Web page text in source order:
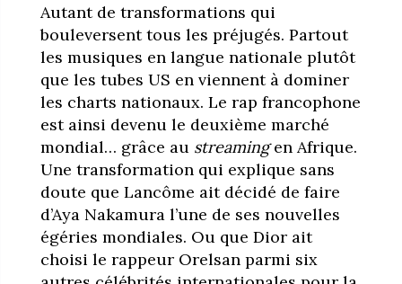
Autant de transformations qui
bouleversent tous les préjugés. Partout
les musiques en langue nationale plutôt
que les tubes US en viennent à dominer
les charts nationaux. Le rap francophone
est ainsi devenu le deuxième marché
mondial… grâce au streamingen Afrique.
Une transformation qui explique sans
doute que Lancôme ait décidé de faire
d’Aya Nakamura l’une de ses nouvelles
égéries mondiales. Ou que Dior ait
choisi le rappeur Orelsan parmi six